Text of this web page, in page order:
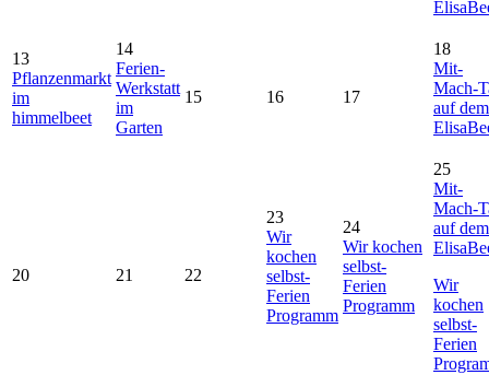
13
Pflanzenmarkt
im
himmelbeet
14
Ferien-
Werkstatt
im
Garten
15 16 17
18
Mit-
Mach-
auf dem
20 21 22
23
Wir
kochen
selbst-
Ferien
Programm
24
Wir kochen
selbst-
Ferien
Programm
25
Mit-
Mach-
auf dem
Wir
kochen
selbst-
Ferien